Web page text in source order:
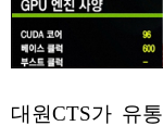
대원CTS가 유